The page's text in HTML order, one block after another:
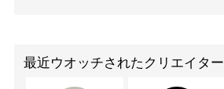
最近ウオッチされたクリエイター